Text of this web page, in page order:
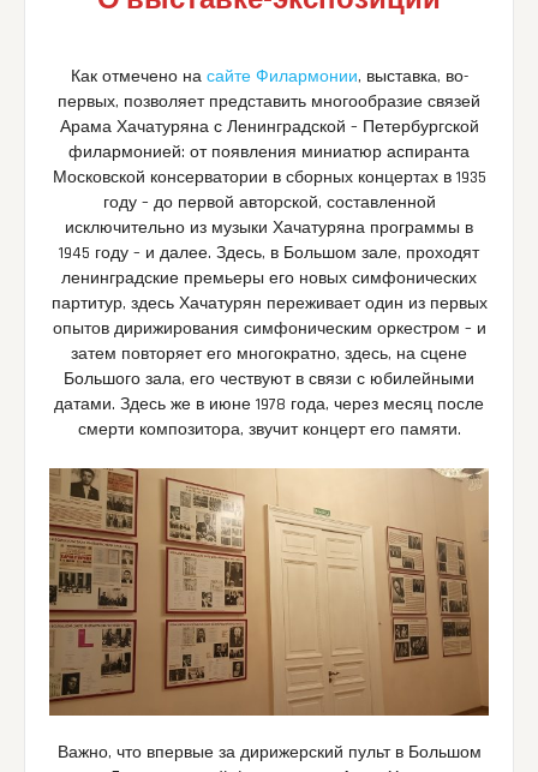
Как отмечено на сайте Филармонии, выставка, во-
первых, позволяет представить многообразие связей
Арама Хачатуряна с Ленинградской – Петербургской
филармонией: от появления миниатюр аспиранта
Московской консерватории в сборных концертах в 1935
году – до первой авторской, составленной
исключительно из музыки Хачатуряна программы в
1945 году – и далее. Здесь, в Большом зале, проходят
ленинградские премьеры его новых симфонических
партитур, здесь Хачатурян переживает один из первых
опытов дирижирования симфоническим оркестром – и
затем повторяет его многократно, здесь, на сцене
Большого зала, его чествуют в связи с юбилейными
датами. Здесь же в июне 1978 года, через месяц после
смерти композитора, звучит концерт его памяти.
Важно, что впервые за дирижерский пульт в Большом